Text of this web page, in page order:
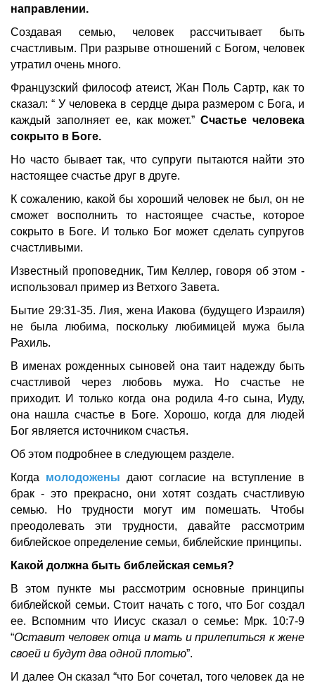
направлении.
Создавая семью, человек рассчитывает быть
счастливым. При разрыве отношений с Богом, человек
утратил очень много.
Французский философ атеист, Жан Поль Сартр, как то
сказал: “ У человека в сердце дыра размером с Бога, и
каждый заполняет ее, как может.”Счастье человека
сокрыто в Боге.
Но часто бывает так, что супруги пытаются найти это
настоящее счастье друг в друге.
К сожалению, какой бы хороший человек не был, он не
сможет восполнить то настоящее счастье, которое
сокрыто в Боге. И только Бог может сделать супругов
счастливыми.
Известный проповедник, Тим Келлер, говоря об этом -
использовал пример из Ветхого Завета.
Бытие 29:31-35. Лия, жена Иакова (будущего Израиля)
не была любима, поскольку любимицей мужа была
Рахиль.
В именах рожденных сыновей она таит надежду быть
счастливой через любовь мужа. Но счастье не
приходит. И только когда она родила 4-го сына, Иуду,
она нашла счастье в Боге. Хорошо, когда для людей
Бог является источником счастья.
Об этом подробнее в следующем разделе.
Когда молодожены дают согласие на вступление в
брак - это прекрасно, они хотят создать счастливую
семью. Но трудности могут им помешать. Чтобы
преодолевать эти трудности, давайте рассмотрим
библейское определение семьи, библейские принципы.
Какой должна быть библейская семья?
В этом пункте мы рассмотрим основные принципы
библейской семьи. Стоит начать с того, что Бог создал
ее. Вспомним что Иисус сказал о семье: Мрк. 10:7-9
“Оставит человек отца и мать и прилепиться к жене
своей и будут два одной плотью”.
И далее Он сказал “что Бог сочетал, того человек да не